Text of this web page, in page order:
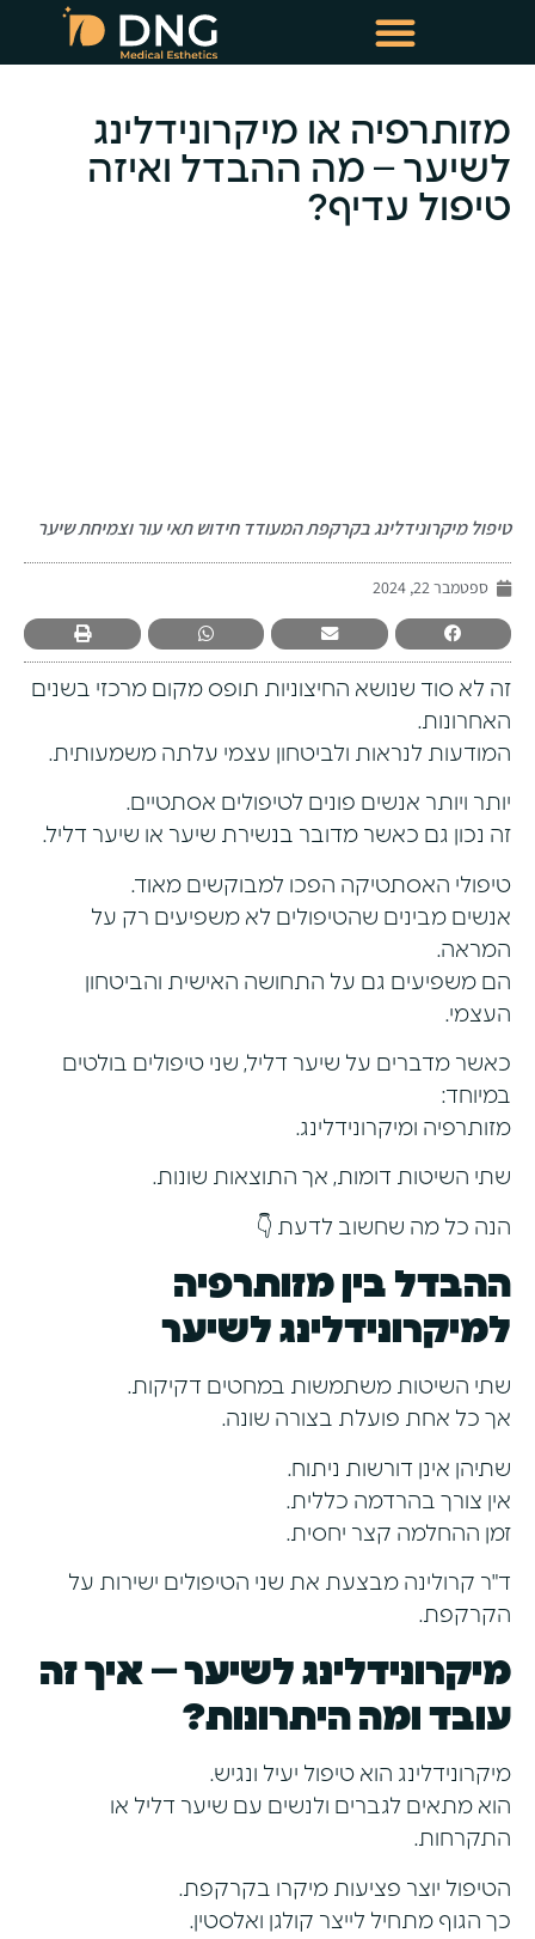
מזותרפיה או מיקרונידלינג
לשיער – מה ההבדל ואיזה
טיפול עדיף?
טיפול מיקרונידלינג בקרקפת המעודד חידוש תאי עור וצמיחת שיער
ספטמבר 22, 2024
זה לא סוד שנושא החיצוניות תופס מקום מרכזי בשנים
האחרונות.
המודעות לנראות ולביטחון עצמי עלתה משמעותית.
יותר ויותר אנשים פונים לטיפולים אסתטיים.
זה נכון גם כאשר מדובר בנשירת שיער או שיער דליל.
טיפולי האסתטיקה הפכו למבוקשים מאוד.
אנשים מבינים שהטיפולים לא משפיעים רק על
המראה.
הם משפיעים גם על התחושה האישית והביטחון
העצמי.
כאשר מדברים על שיער דליל, שני טיפולים בולטים
במיוחד:
מזותרפיה ומיקרונידלינג.
שתי השיטות דומות, אך התוצאות שונות.
הנה כל מה שחשוב לדעת 👇
ההבדל בין מזותרפיה
למיקרונידלינג לשיער
שתי השיטות משתמשות במחטים דקיקות.
אך כל אחת פועלת בצורה שונה.
שתיהן אינן דורשות ניתוח.
אין צורך בהרדמה כללית.
זמן ההחלמה קצר יחסית.
ד"ר קרולינה מבצעת את שני הטיפולים ישירות על
הקרקפת.
מיקרונידלינג לשיער – איך זה
עובד ומה היתרונות?
מיקרונידלינג הוא טיפול יעיל ונגיש.
הוא מתאים לגברים ולנשים עם שיער דליל או
התקרחות.
הטיפול יוצר פציעות מיקרו בקרקפת.
כך הגוף מתחיל לייצר קולגן ואלסטין.